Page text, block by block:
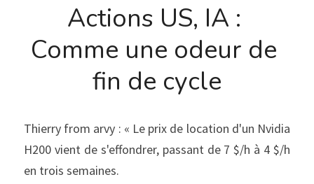
Actions US, IA :
Comme une odeur de
fin de cycle
Thierry from arvy : « Le prix de location d'un Nvidia
H200 vient de s'effondrer, passant de 7 $/h à 4 $/h
en trois semaines.